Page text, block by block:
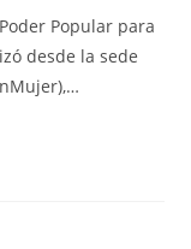
Popular para
desde la sede